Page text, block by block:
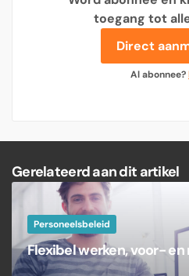
toegang tot
Direct
Al abonnee?
Gerelateerd aan dit artikel
Personeelsbeleid
Flexibel werken, voor-